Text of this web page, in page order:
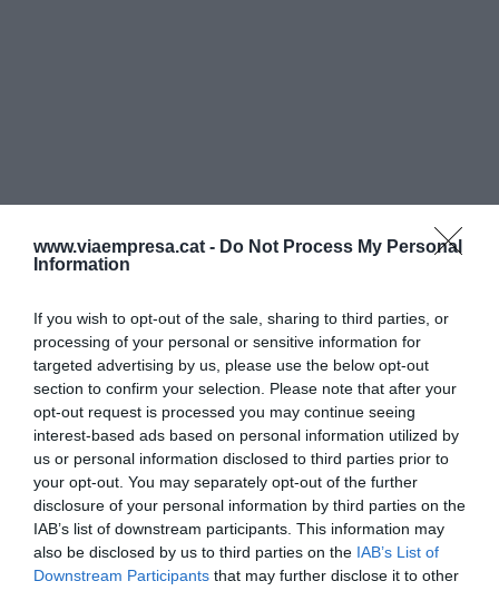
www.viaempresa.cat - Do Not Process My Personal
Information
If you wish to opt-out of the sale, sharing to third parties, or
processing of your personal or sensitive information for
targeted advertising by us, please use the below opt-out
section to confirm your selection. Please note that after your
opt-out request is processed you may continue seeing
interest-based ads based on personal information utilized by
us or personal information disclosed to third parties prior to
your opt-out. You may separately opt-out of the further
disclosure of your personal information by third parties on the
IAB’s list of downstream participants. This information may
also be disclosed by us to third parties on the IAB’s List of
Downstream Participants that may further disclose it to other